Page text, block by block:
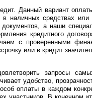
Данный вариант
наличных средствах или
а наши
кредитного
с проверенными
или в кредит
запросы
удобство,
оплаты в каждом